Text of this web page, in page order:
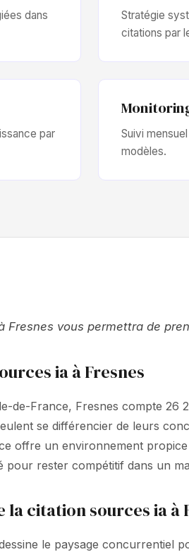
dans
Stratégie
citations par
par
Suivi
modèles.
Fresnes vous permettra de
ia à Fresnes
de-France, Fresnes compte
se différencier de leurs
offre un environnement
pour rester compétitif dans un
citation sources ia à
le paysage